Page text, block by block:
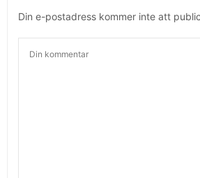
Din e-postadress kommer inte att